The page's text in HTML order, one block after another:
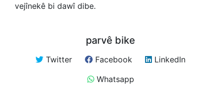
vejînekê bi dawî dibe.
parvê bike
Twitter Facebook
LinkedIn
Whatsapp